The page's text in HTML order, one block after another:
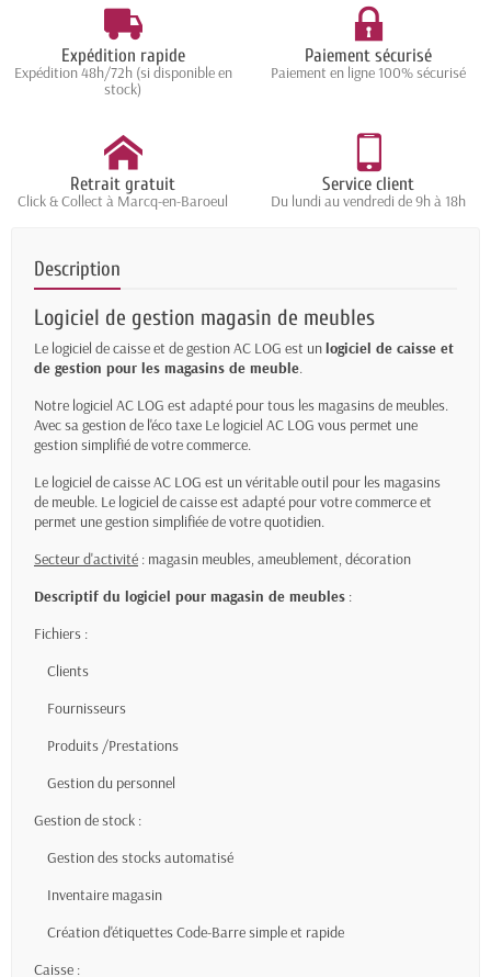
Expédition rapide
Expédition 48h/72h (si disponible en
stock)
Paiement sécurisé
Paiement en ligne 100% sécurisé
Retrait gratuit
Click & Collect à Marcq-en-Baroeul
Service client
Du lundi au vendredi de 9h à 18h
Description
Logiciel de gestion magasin de meubles
Le logiciel de caisse et de gestion AC LOG est unlogiciel de caisse et
de gestion pour les magasins de meuble.
Notre logiciel AC LOG est adapté pour tous les magasins de meubles.
Avec sa gestion de l'éco taxe Le logiciel AC LOG vous permet une
gestion simplifié de votre commerce.
Le logiciel de caisse AC LOG est un véritable outil pour les magasins
de meuble. Le logiciel de caisse est adapté pour votre commerce et
permet une gestion simplifiée de votre quotidien.
Secteur d'activité : magasin meubles, ameublement, décoration
Descriptif du logiciel pour magasin de meubles :
Fichiers :
Clients
Fournisseurs
Produits /Prestations
Gestion du personnel
Gestion de stock :
Gestion des stocks automatisé
Inventaire magasin
Création d'étiquettes Code-Barre simple et rapide
Caisse :